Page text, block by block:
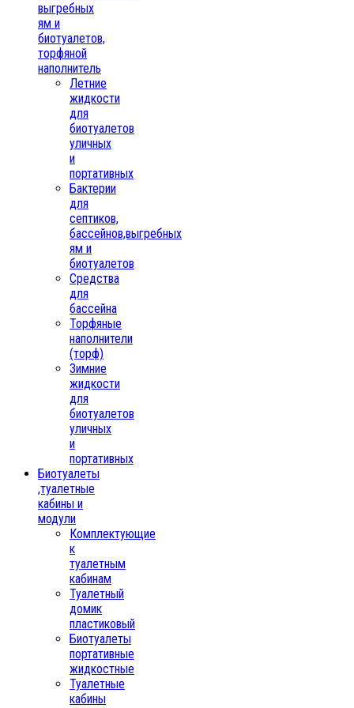
выгребных
ям и
биотуалетов,
торфяной
наполнитель
Летние
жидкости
для
биотуалетов
уличных
и
портативных
Бактерии
для
септиков,
бассейнов,выгребных
ям и
биотуалетов
Средства
для
бассейна
Торфяные
наполнители
(торф)
Зимние
жидкости
для
биотуалетов
уличных
и
портативных
Биотуалеты
,туалетные
кабины и
модули
Комплектующие
к
туалетным
кабинам
Туалетный
домик
пластиковый
Биотуалеты
портативные
жидкостные
Туалетные
кабины